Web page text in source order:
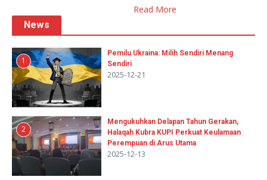
Read More
News
1
Pemilu Ukraina: Milih Sendiri Menang
Sendiri
2025-12-21
2
Mengukuhkan Delapan Tahun Gerakan,
Halaqah Kubra KUPI Perkuat Keulamaan
Perempuan di Arus Utama
2025-12-13